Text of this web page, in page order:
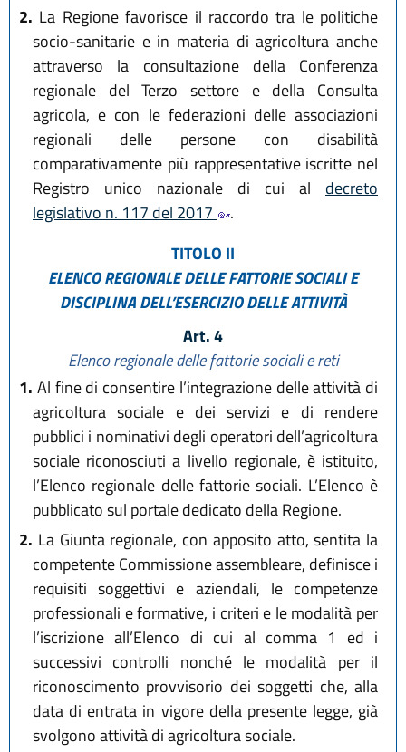
2. La Regione favorisce il raccordo tra le politiche
socio-sanitarie e in materia di agricoltura anche
attraverso la consultazione della Conferenza
regionale del Terzo settore e della Consulta
agricola, e con le federazioni delle associazioni
regionali delle persone con disabilità
comparativamente più rappresentative iscritte nel
Registro unico nazionale di cui al decreto
legislativo n. 117 del 2017
.
TITOLO II
ELENCO REGIONALE DELLE FATTORIE SOCIALI E
DISCIPLINA DELL’ESERCIZIO DELLE ATTIVITÀ
Art. 4
Elenco regionale delle fattorie sociali e reti
1. Al fine di consentire l’integrazione delle attività di
agricoltura sociale e dei servizi e di rendere
pubblici i nominativi degli operatori dell’agricoltura
sociale riconosciuti a livello regionale, è istituito,
l’Elenco regionale delle fattorie sociali. L’Elenco è
pubblicato sul portale dedicato della Regione.
2. La Giunta regionale, con apposito atto, sentita la
competente Commissione assembleare, definisce i
requisiti soggettivi e aziendali, le competenze
professionali e formative, i criteri e le modalità per
l’iscrizione all’Elenco di cui al comma 1 ed i
successivi controlli nonché le modalità per il
riconoscimento provvisorio dei soggetti che, alla
data di entrata in vigore della presente legge, già
svolgono attività di agricoltura sociale.